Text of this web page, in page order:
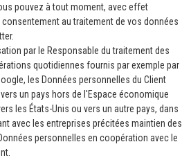
pouvez à tout moment, avec effet
au traitement de vos données
par le Responsable du traitement des
quotidiennes fournis par exemple par
les Données personnelles du Client
un pays hors de l'Espace économique
les États-Unis ou vers un autre pays, dans
avec les entreprises précitées maintien des
personnelles en coopération avec le